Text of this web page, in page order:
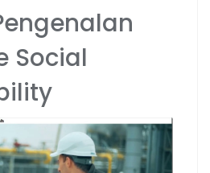
Social